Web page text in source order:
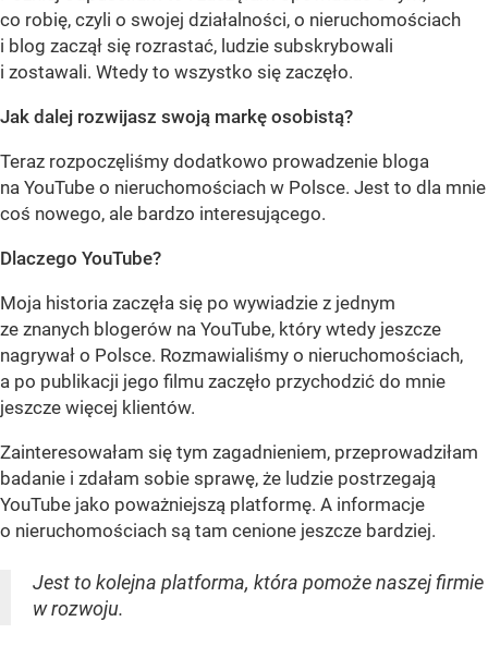
co robię, czyli o swojej działalności, o nieruchomościach
i blog zaczął się rozrastać, ludzie subskrybowali
i zostawali. Wtedy to wszystko się zaczęło.
Jak dalej rozwijasz swoją markę osobistą?
Teraz rozpoczęliśmy dodatkowo prowadzenie bloga
na YouTube o nieruchomościach w Polsce. Jest to dla mnie
coś nowego, ale bardzo interesującego.
Dlaczego YouTube?
Moja historia zaczęła się po wywiadzie z jednym
ze znanych blogerów na YouTube, który wtedy jeszcze
nagrywał o Polsce. Rozmawialiśmy o nieruchomościach,
a po publikacji jego filmu zaczęło przychodzić do mnie
jeszcze więcej klientów.
Zainteresowałam się tym zagadnieniem, przeprowadziłam
badanie i zdałam sobie sprawę, że ludzie postrzegają
YouTube jako poważniejszą platformę. A informacje
o nieruchomościach są tam cenione jeszcze bardziej.
Jest to kolejna platforma, która pomoże naszej firmie
w rozwoju.